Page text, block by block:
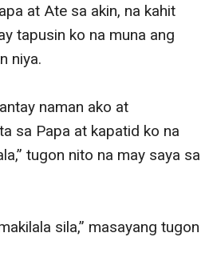
at Ate sa akin, na kahit
tapusin ko na muna ang
niya.
naman ako at
sa Papa at kapatid ko na
tugon nito na may saya sa
sila,” masayang tugon